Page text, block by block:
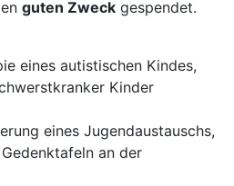
guten Zweck gespendet.
eines autistischen Kindes,
Kinder
eines Jugendaustauschs,
an der